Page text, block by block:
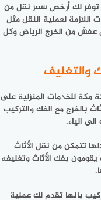
لك أرخص سعر نقل من
اللازمة لعملية النقل مثل
عفش من الخرج الرياض وكل
والتغليف
مكة للخدمات المنزلية على
بالخرج مع الفك والتركيب
الياء.
تتمكن من نقل الأثاث
يقومون بفك الأثاث وتغليفه
بانها تقدم لك عملية